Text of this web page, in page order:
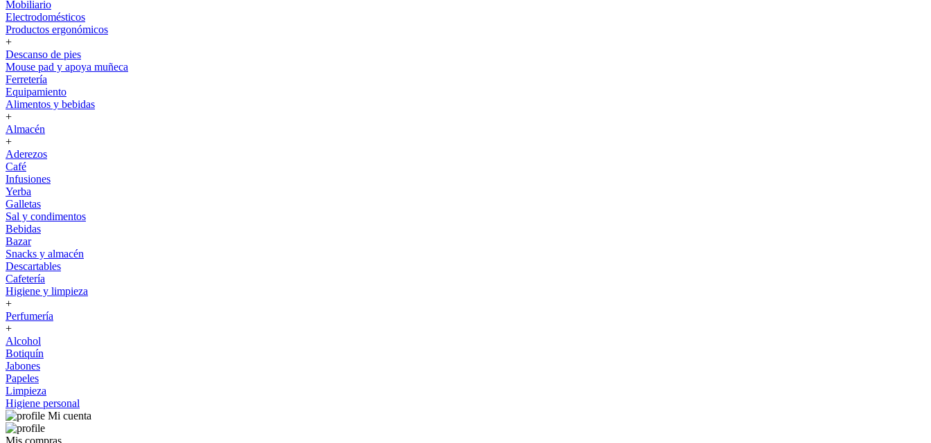
Mobiliario
Electrodomésticos
Productos ergonómicos
+
Descanso de pies
Mouse pad y apoya muñeca
Ferretería
Equipamiento
Alimentos y bebidas
+
Almacén
+
Aderezos
Café
Infusiones
Yerba
Galletas
Sal y condimentos
Bebidas
Bazar
Snacks y almacén
Descartables
Cafetería
Higiene y limpieza
+
Perfumería
+
Alcohol
Botiquín
Jabones
Papeles
Limpieza
Higiene personal
Mi cuenta
Mis compras